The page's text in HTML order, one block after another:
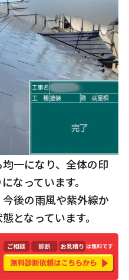
一になり、全体の印
なっています。
後の雨風や紫外線か
となっています。